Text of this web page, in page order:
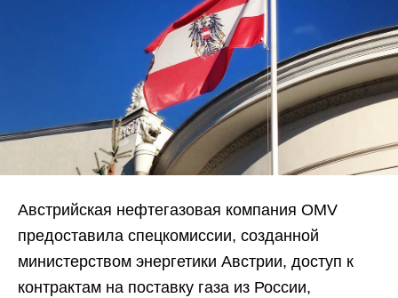
Австрийская нефтегазовая компания OMV
предоставила спецкомиссии, созданной
министерством энергетики Австрии, доступ к
контрактам на поставку газа из России,